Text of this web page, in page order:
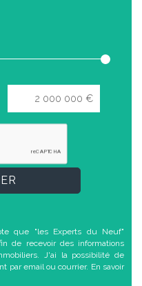
que "les Experts du Neuf"
de recevoir des informations
J'ai la possibilité de
par email ou courrier. En savoir